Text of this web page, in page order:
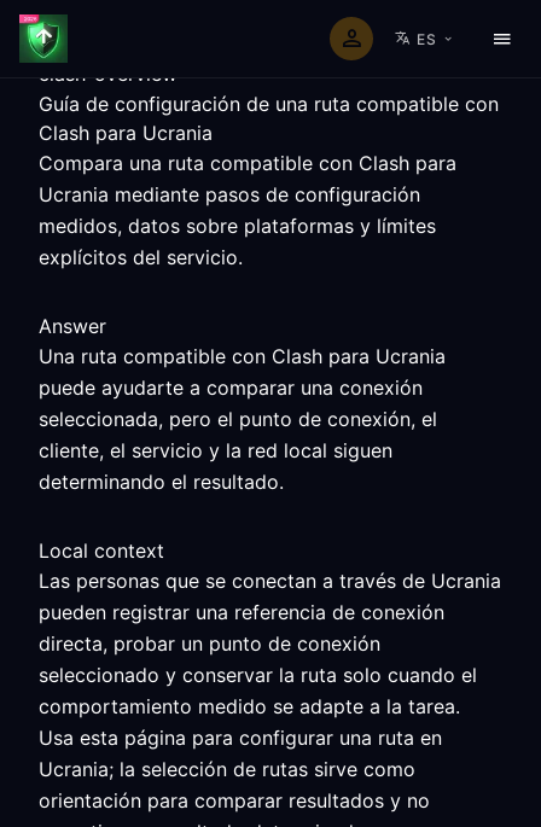
ES
clash-overview
Guía de configuración de una ruta compatible con
Clash para Ucrania
Compara una ruta compatible con Clash para
Ucrania mediante pasos de configuración
medidos, datos sobre plataformas y límites
explícitos del servicio.
Answer
Una ruta compatible con Clash para Ucrania
puede ayudarte a comparar una conexión
seleccionada, pero el punto de conexión, el
cliente, el servicio y la red local siguen
determinando el resultado.
Local context
Las personas que se conectan a través de Ucrania
pueden registrar una referencia de conexión
directa, probar un punto de conexión
seleccionado y conservar la ruta solo cuando el
comportamiento medido se adapte a la tarea.
Usa esta página para configurar una ruta en
Ucrania; la selección de rutas sirve como
orientación para comparar resultados y no